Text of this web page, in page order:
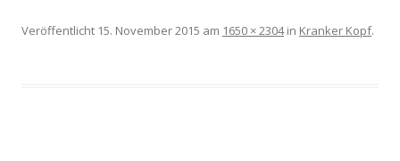
Veröffentlicht 15. November 2015 am 1650 × 2304in Kranker Kopf.